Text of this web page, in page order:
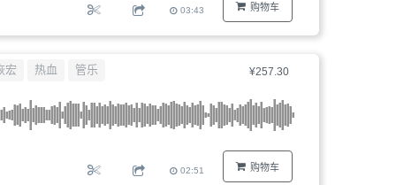
购物车
03:43
¥257.30
购物车
宏 热血 管乐
02:51